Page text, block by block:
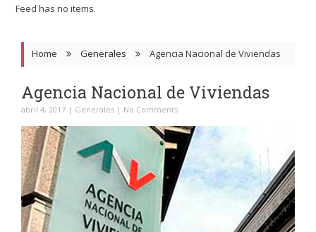
Feed has no items.
Home Generales Agencia Nacional de Viviendas
Agencia Nacional de Viviendas
abril 4, 2017 | Generales | No Comments